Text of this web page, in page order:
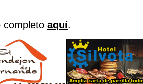
completo aquí.